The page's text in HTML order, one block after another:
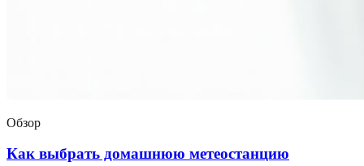
Обзор
Как выбрать домашнюю метеостанцию